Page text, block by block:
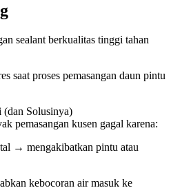
sealant berkualitas tinggi tahan
saat proses pemasangan daun pintu
(dan Solusinya)
pemasangan kusen gagal karena:
→ mengakibatkan pintu atau
kebocoran air masuk ke